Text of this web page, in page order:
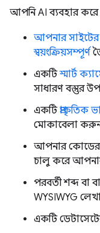
আপনি AI ব্যবহার
আপনার
স্বয়ংক্রিয়সম্পূর্ণ
একটিস্মার্ট
সাধারণ বস্তুর
একটিপ্রাকৃতিক
মোকাবেলা
আপনার কোডের
চালু করে
পরবর্তী শব্দ বা
WYSIWYG
একটি